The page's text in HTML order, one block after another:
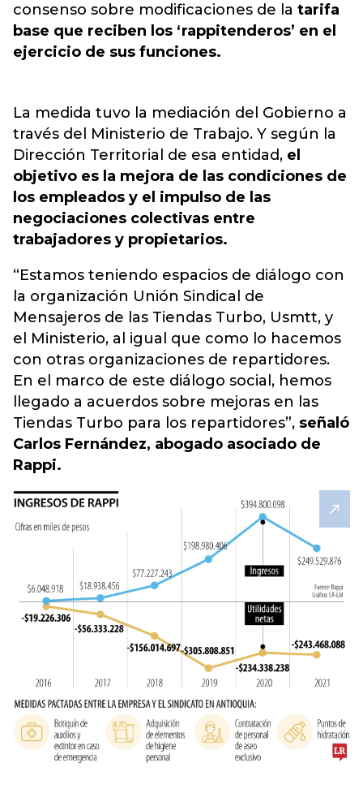
consenso sobre modificaciones de la tarifa
base que reciben los ‘rappitenderos’ en el
ejercicio de sus funciones.
La medida tuvo la mediación del Gobierno a
través del Ministerio de Trabajo. Y según la
Dirección Territorial de esa entidad, el
objetivo es la mejora de las condiciones de
los empleados y el impulso de las
negociaciones colectivas entre
trabajadores y propietarios.
“Estamos teniendo espacios de diálogo con
la organización Unión Sindical de
Mensajeros de las Tiendas Turbo, Usmtt, y
el Ministerio, al igual que como lo hacemos
con otras organizaciones de repartidores.
En el marco de este diálogo social, hemos
llegado a acuerdos sobre mejoras en las
Tiendas Turbo para los repartidores”, señaló
Carlos Fernández, abogado asociado de
Rappi.